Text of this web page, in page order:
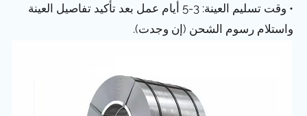
• وقت تسليم العينة: 3-5 أيام عمل بعد تأكيد تفاصيل العينة
واستلام رسوم الشحن (إن وجدت).